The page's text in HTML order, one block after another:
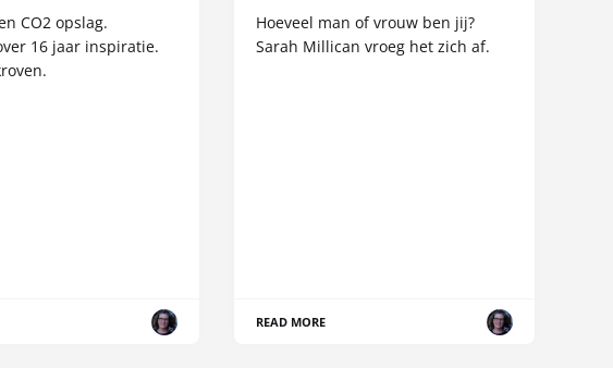
CO2 opslag.
16 jaar inspiratie.
Hoeveel man of vrouw ben jij?
Sarah Millican vroeg het zich af.
READ MORE